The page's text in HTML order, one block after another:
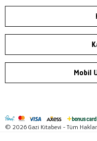
Mobil
© 2026 Gazi Kitabevi - Tüm